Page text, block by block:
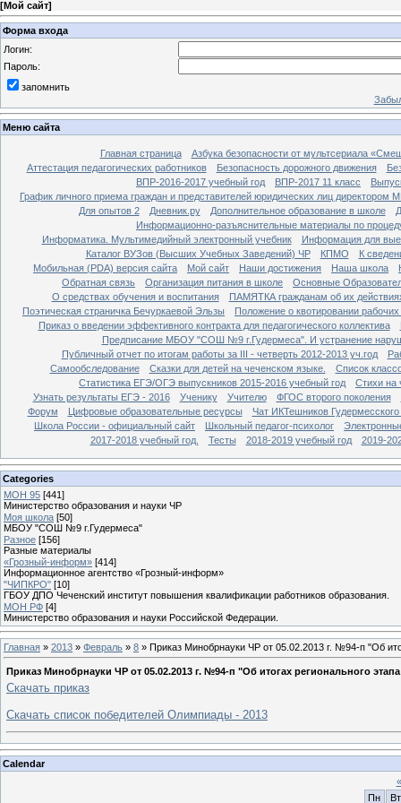
[Мой сайт]
Форма входа
Логин:
Пароль:
запомнить
Меню сайта
Главная страница
Азбука безопасности от мультсериала
Аттестация педагогических работников
Безопасность дорожного движения
ВПР-2016-2017 учебный год
ВПР-2017 11 класс
График личного приема граждан и представителей юридических лиц
Для опытов 2
Дневник.ру Дополнительное образование в школе
Информационно-разъяснительные материалы по
Информатика. Мультимедийный электронный учебник
Информация для
Каталог ВУЗов (Высших Учебных Заведений) ЧР
КПМО
К
Мобильная (PDA) версия сайта
Мой сайт Наши достижения Наша школа
Обратная связь
Организация питания в школе
Основные
О средствах обучения и воспитания
ПАМЯТКА гражданам об их
Поэтическая страничка Бечуркаевой Эльзы
Положение о квотировании
Приказ о введении эффективного контракта для педагогического коллектива
Предписание МБОУ "СОШ №9 г.Гудермеса". И устранение
Публичный отчет по итогам работы за III - четверть 2012-2013 уч.год
Самообследование
Сказки для детей на чеченском языке.
Список
Статистика ЕГЭ/ОГЭ выпускников 2015-2016 учебный год
Стихи на
Узнать результаты ЕГЭ - 2016
Ученику Учителю ФГОС второго поколения
Форум
Цифровые образовательные ресурсы
Чат ИКТешников Гудермесского
Школа России - официальный сайт
Школьный педагог-психолог
2017-2018 учебный год.
Тесты 2018-2019 учебный год 2019-
Categories
МОН 95 [441]
Министерство образования и науки ЧР
Моя школа [50]
МБОУ "СОШ №9 г.Гудермеса"
Разное [156]
Разные материалы
«Грозный-информ» [414]
Информационное агентство «Грозный-информ»
"ЧИПКРО" [10]
ГБОУ ДПО Чеченский институт повышения квалификации работников образования.
МОН РФ [4]
Министерство образования и науки Российской Федерации.
Главная » 2013 » Февраль » 8 » Приказ Минобрнауки ЧР от 05.02.2013 г. №94-п "Об
Приказ Минобрнауки ЧР от 05.02.2013 г. №94-п "Об итогах регионального
Скачать приказ
Скачать список победителей Олимпиады - 2013
Calendar
«
Пн
Вт